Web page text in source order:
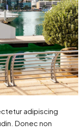
adipiscing
Donec non